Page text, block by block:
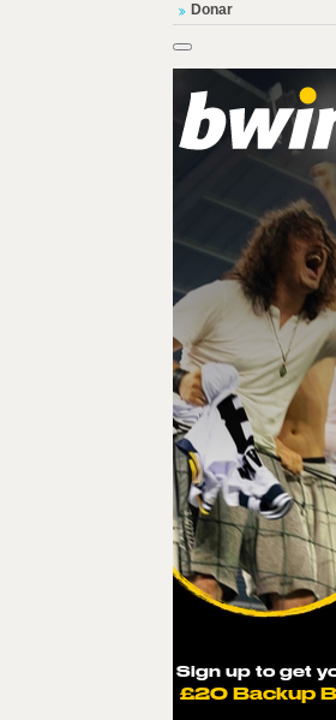
Donar